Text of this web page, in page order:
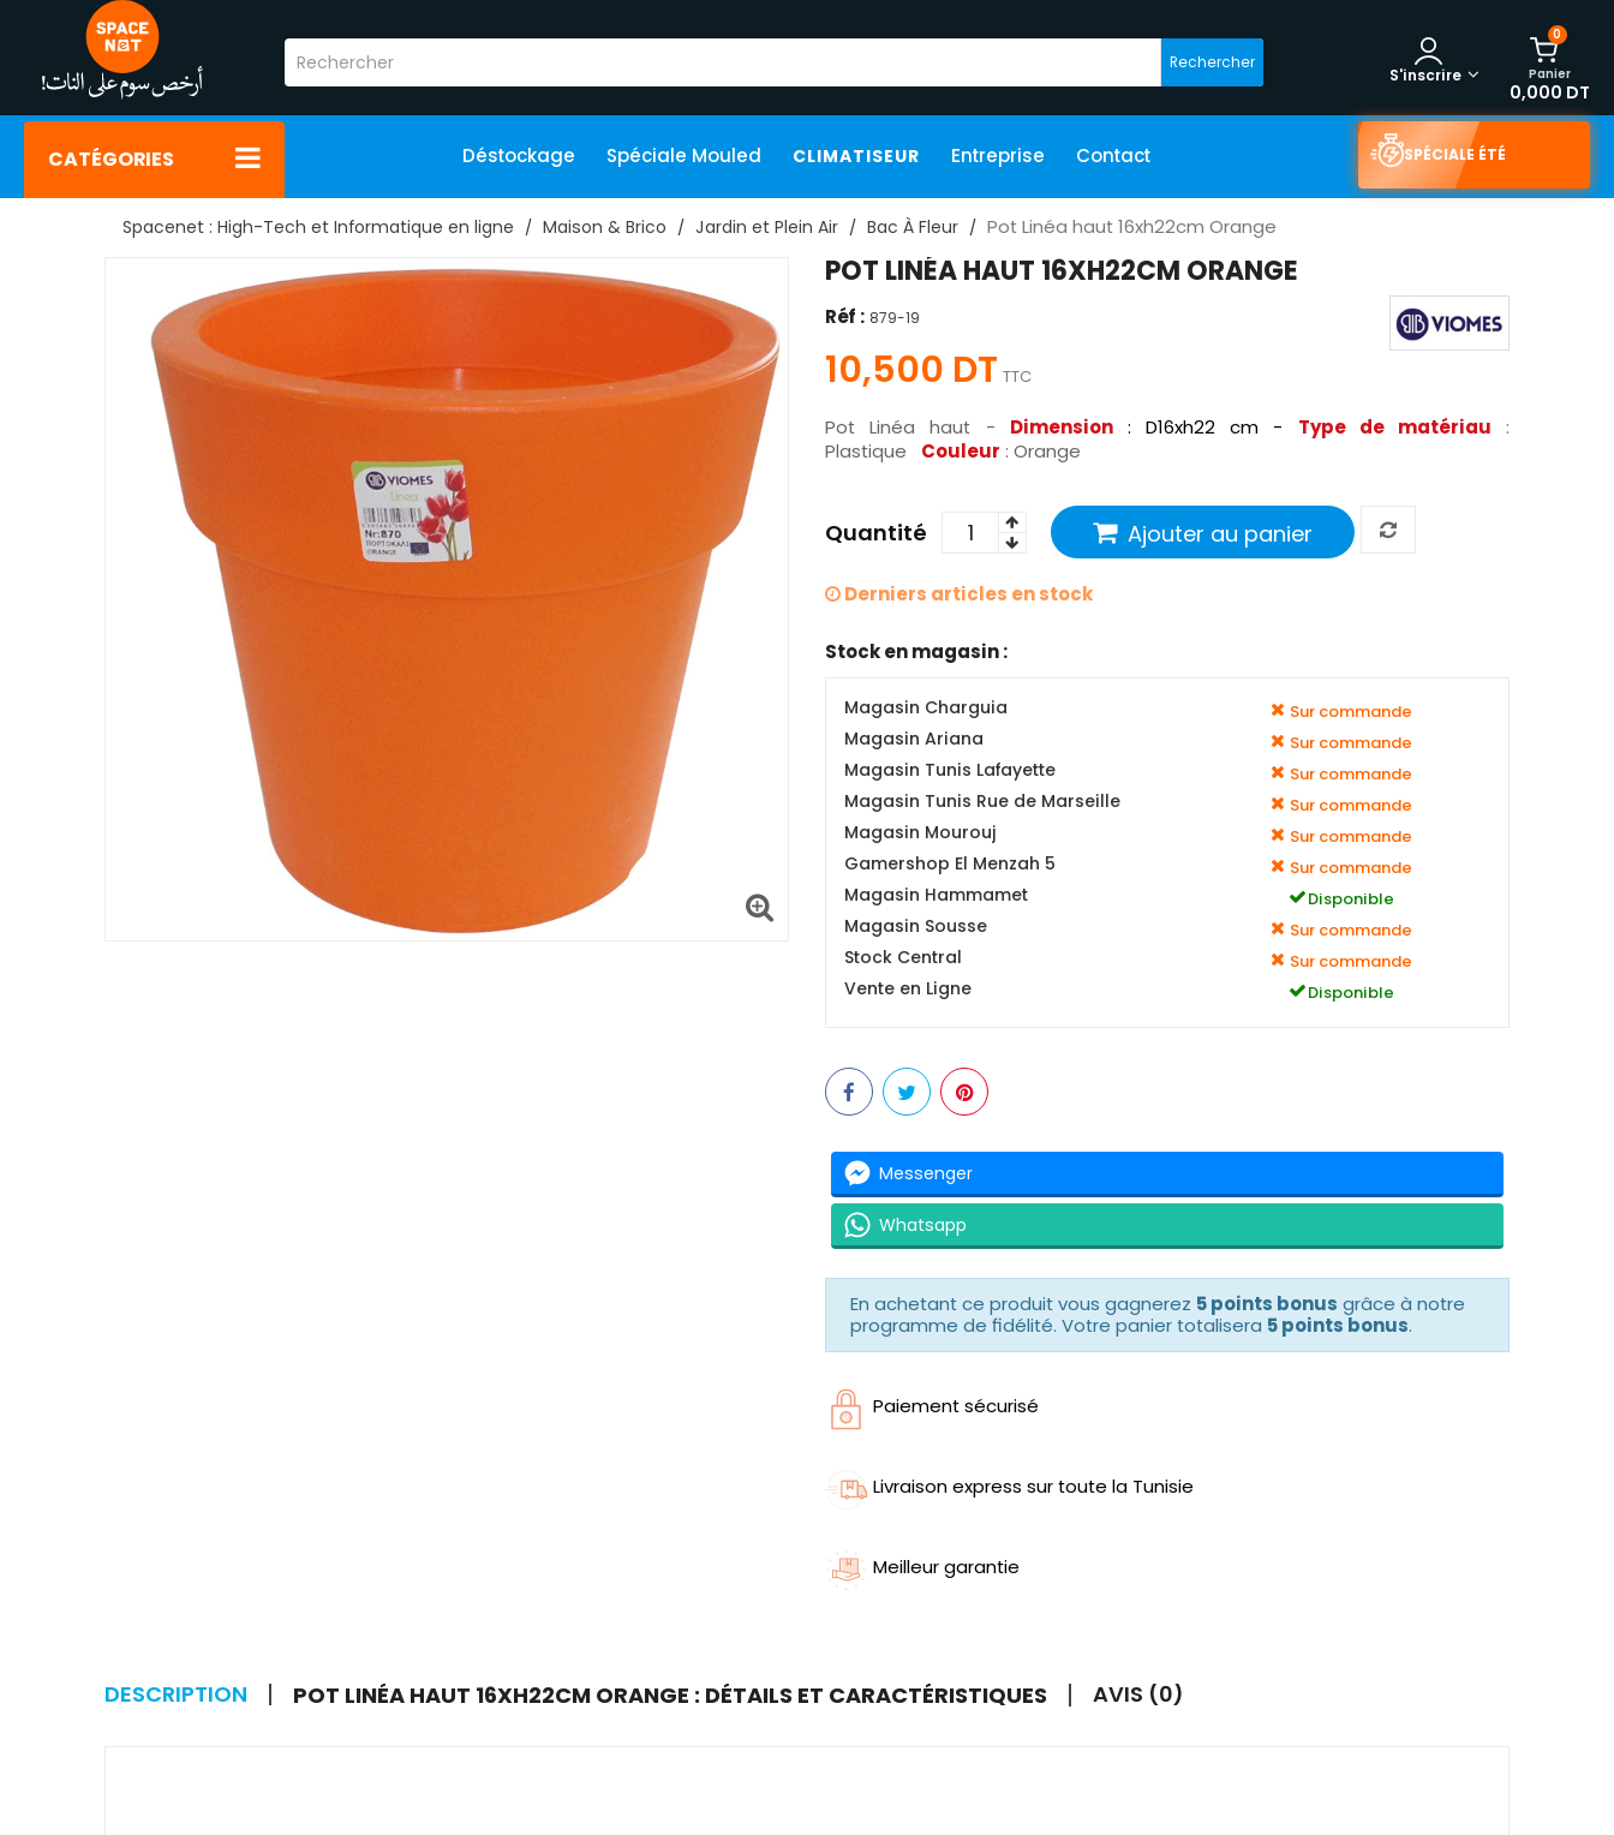
Rechercher
0
Panier
0,000 DT
S'inscrire
CATÉGORIES Déstockage Spéciale Mouled CLIMATISEUR Entreprise Contact SPÉCIALE ÉTÉ
Spacenet : High-Tech et Informatique en ligne Maison & Brico Jardin et Plein Air Bac À Fleur Pot Linéa haut 16xh22cm Orange
POT LINÉA HAUT 16XH22CM ORANGE
Réf : 879-19
10,500 DT TTC
Pot Linéa haut - Dimension: D16xh22 cm - Type de matériau :
Plastique
Couleur : Orange
Quantité Ajouter au panier
Derniers articles en stock
Stock en magasin :
Magasin Charguia Sur commande
Magasin Ariana Sur commande
Magasin Tunis Lafayette Sur commande
Magasin Tunis Rue de Marseille Sur commande
Magasin Mourouj Sur commande
Gamershop El Menzah 5 Sur commande
Magasin Hammamet Disponible
Magasin Sousse Sur commande
Stock Central Sur commande
Vente en Ligne Disponible
Messenger
Whatsapp
En achetant ce produit vous gagnerez 5 points bonus grâce à notre
programme de fidélité. Votre panier totalisera 5 points bonus.
Paiement sécurisé
Livraison express sur toute la Tunisie
Meilleur garantie
DESCRIPTION POT LINÉA HAUT 16XH22CM ORANGE : DÉTAILS ET CARACTÉRISTIQUES AVIS (0)